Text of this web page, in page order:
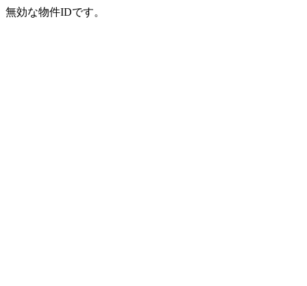
無効な物件IDです。